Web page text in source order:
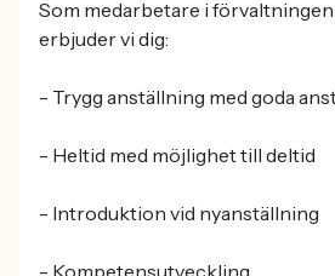
Som medarbetare i
erbjuder vi dig:
- Trygg anställning med goda
- Heltid med möjlighet till deltid
- Introduktion vid nyanställning
- Kompetensutveckling